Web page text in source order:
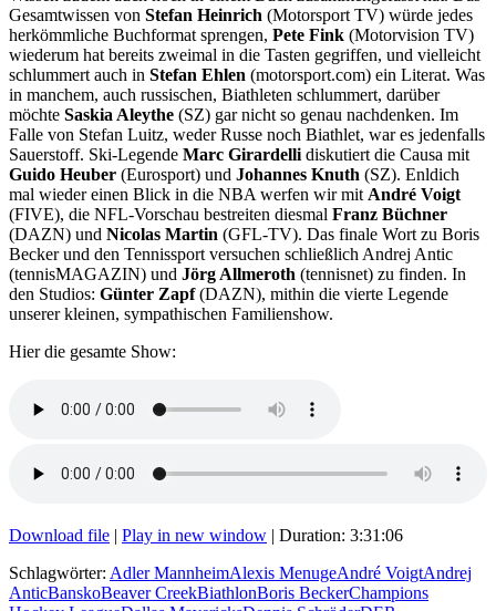
Gesamtwissen von Stefan Heinrich (Motorsport TV) würde jedes
herkömmliche Buchformat sprengen, Pete Fink (Motorvision TV)
wiederum hat bereits zweimal in die Tasten gegriffen, und vielleicht
schlummert auch in Stefan Ehlen (motorsport.com) ein Literat. Was
in manchem, auch russischen, Biathleten schlummert, darüber
möchte Saskia Aleythe (SZ) gar nicht so genau nachdenken. Im
Falle von Stefan Luitz, weder Russe noch Biathlet, war es jedenfalls
Sauerstoff. Ski-Legende Marc Girardelli diskutiert die Causa mit
Guido Heuber (Eurosport) und Johannes Knuth (SZ). Enldich
mal wieder einen Blick in die NBA werfen wir mit André Voigt
(FIVE), die NFL-Vorschau bestreiten diesmal Franz Büchner
(DAZN) und Nicolas Martin (GFL-TV). Das finale Wort zu Boris
Becker und den Tennissport versuchen schließlich Andrej Antic
(tennisMAGAZIN) und Jörg Allmeroth (tennisnet) zu finden. In
den Studios: Günter Zapf(DAZN), mithin die vierte Legende
unserer kleinen, sympathischen Familienshow.
Hier die gesamte Show:
Download file | Play in new window | Duration: 3:31:06
Schlagwörter: Adler MannheimAlexis MenugeAndré VoigtAndrej
AnticBanskoBeaver CreekBiathlonBoris BeckerChampions